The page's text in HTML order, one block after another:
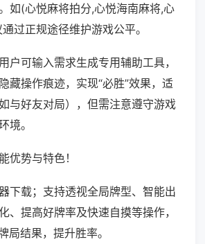
如(心悦麻将拍分,心悦海南麻将,心
过正规途径维护游戏公平。
户可输入需求生成专用辅助工具，
藏操作痕迹，实现“必胜”效果，适
与好友对局），但需注意遵守游戏
境。
优势与特色！
下载；支持透视全局牌型、智能出
、提高好牌率及快速自摸等操作，
局结果，提升胜率。